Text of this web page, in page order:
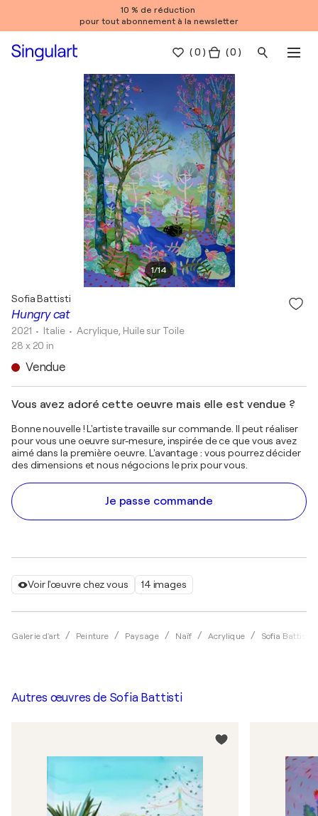
10 % de réduction
pour tout abonnement à la newsletter
(0 ) ( 0 )
1/14
Voir l'œuvre chez vous 14 images
Galerie d'art Peinture Paysage Naïf Acrylique Sofia Battisti
Hungry cat
Sofia Battisti
2021 • Italie •Acrylique, Huile sur Toile
28 x 20 in
Vendue
Vous avez adoré cette oeuvre mais elle est vendue ?
Bonne nouvelle ! L'artiste travaille sur commande. Il peut réaliser
pour vous une oeuvre sur-mesure, inspirée de ce que vous avez
aimé dans la première oeuvre. L'avantage : vous pourrez décider
des dimensions et nous négocions le prix pour vous.
Je passe commande
Autres œuvres de Sofia Battisti